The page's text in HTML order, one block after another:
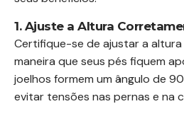
1. Ajuste a Altura
Certifique-se de ajustar a
maneira que seus pés fiquem
joelhos formem um ângulo de
evitar tensões nas pernas e na